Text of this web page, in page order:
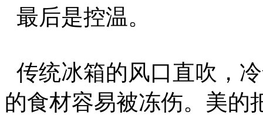
最后是控温。
传统冰箱的风口直吹，
的食材容易被冻伤。美的